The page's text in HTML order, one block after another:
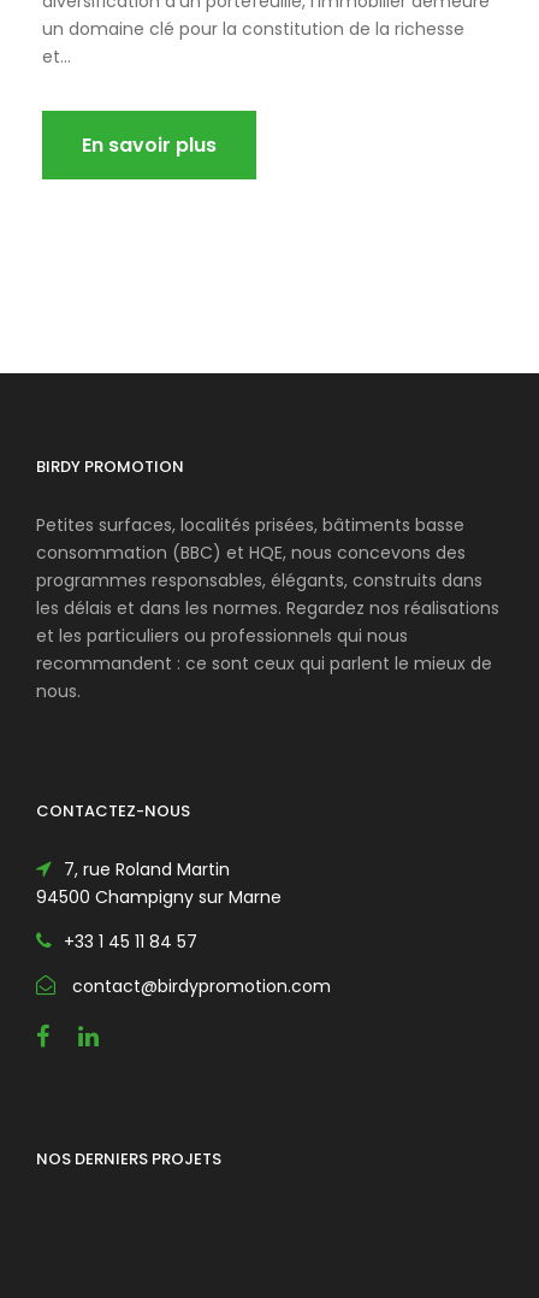
un domaine clé pour la constitution de la richesse
et...
En savoir plus
BIRDY PROMOTION
Petites surfaces, localités prisées, bâtiments basse
consommation (BBC) et HQE, nous concevons des
programmes responsables, élégants, construits dans
les délais et dans les normes. Regardez nos réalisations
et les particuliers ou professionnels qui nous
recommandent : ce sont ceux qui parlent le mieux de
nous.
CONTACTEZ-NOUS
7, rue Roland Martin
94500 Champigny sur Marne
+33 1 45 11 84 57
contact@birdypromotion.com
NOS DERNIERS PROJETS